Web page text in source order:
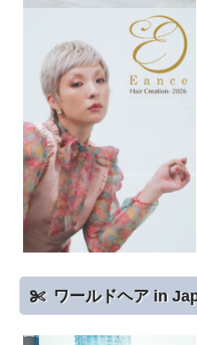
ワールドヘア in